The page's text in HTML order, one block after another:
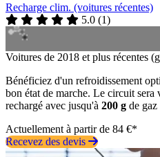
Recharge clim. (voitures récentes)
5.0 (1)
Voitures de 2018 et plus récentes
Bénéficiez d'un refroidissement
bon état de marche. Le circuit
rechargé avec jusqu'à 200 g de
Actuellement à partir de 84 €*
Recevez des devis